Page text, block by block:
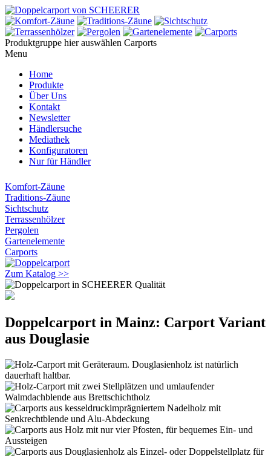
Produktgruppe hier auswählen Carports
Menu
Home
Produkte
Über Uns
Kontakt
Newsletter
Händlersuche
Mediathek
Konfiguratoren
Nur für Händler
Komfort-Zäune
Traditions-Zäune
Sichtschutz
Terrassenhölzer
Pergolen
Gartenelemente
Carports
Zum Katalog >>
Doppelcarport in Mainz: Carport Variant
aus Douglasie